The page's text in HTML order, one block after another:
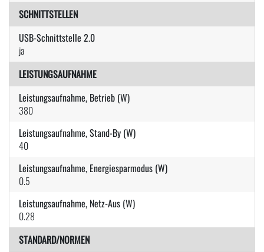
SCHNITTSTELLEN
USB-Schnittstelle 2.0
ja
LEISTUNGSAUFNAHME
Leistungsaufnahme, Betrieb (W)
380
Leistungsaufnahme, Stand-By (W)
40
Leistungsaufnahme, Energiesparmodus (W)
0.5
Leistungsaufnahme, Netz-Aus (W)
0.28
STANDARD/NORMEN